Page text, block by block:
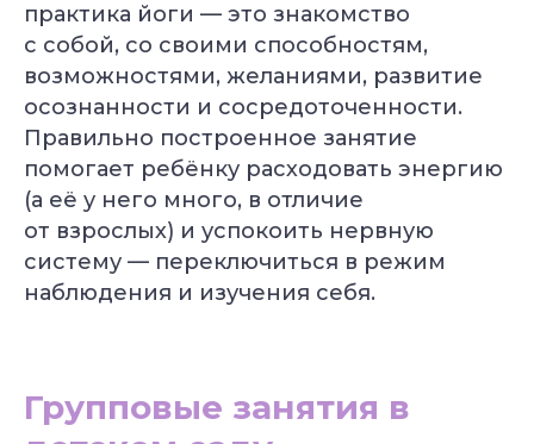
практика йоги — это знакомство
с собой, со своими способностям,
возможностями, желаниями, развитие
осознанности и сосредоточенности.
Правильно построенное занятие
помогает ребёнку расходовать энергию
(а её у него много, в отличие
от взрослых) и успокоить нервную
систему — переключиться в режим
наблюдения и изучения себя.
Групповые занятия в